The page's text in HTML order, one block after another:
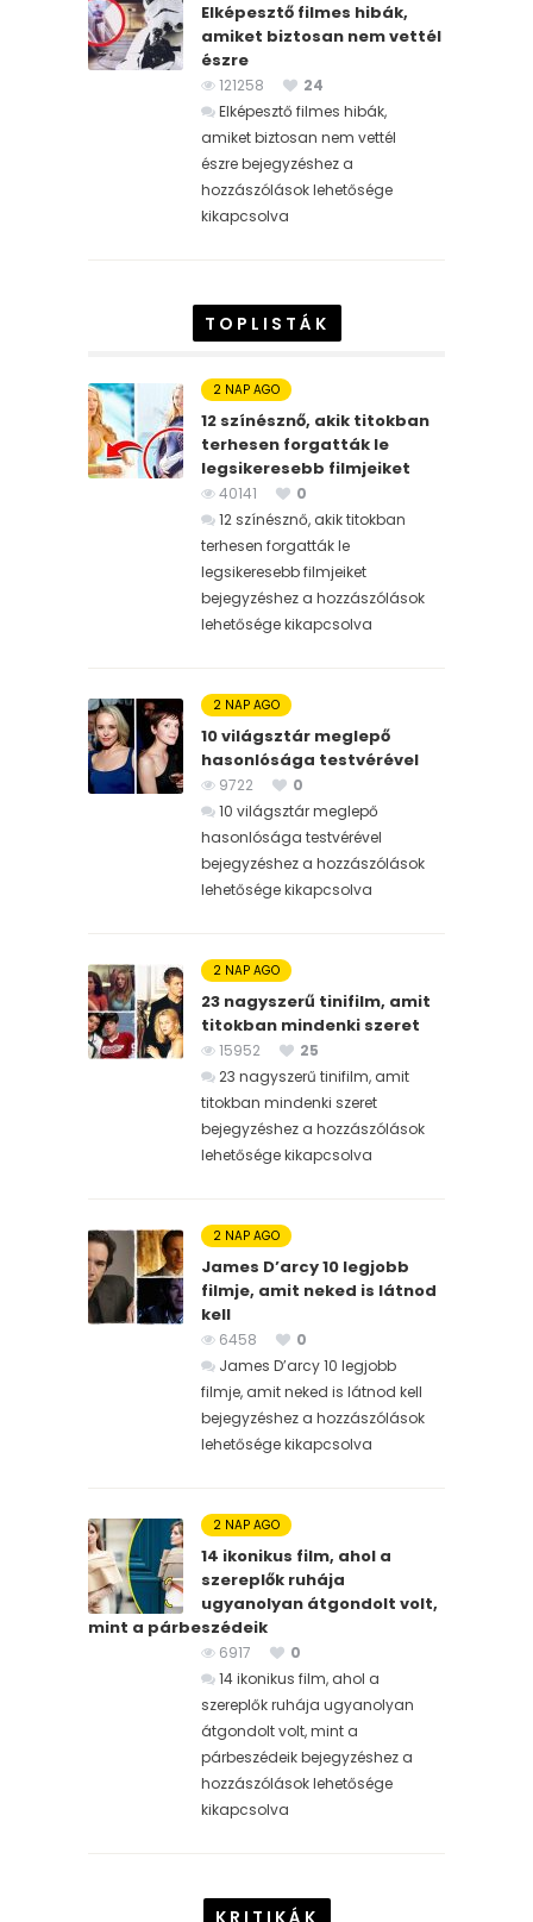
Elképesztő filmes hibák,
amiket biztosan nem vettél
észre
121258
24
Elképesztő filmes hibák,
amiket biztosan nem vettél
észre bejegyzéshez a
hozzászólások lehetősége
kikapcsolva
TOPLISTÁK
2 NAP AGO
12 színésznő, akik titokban
terhesen forgatták le
legsikeresebb filmjeiket
40141
0
12 színésznő, akik titokban
terhesen forgatták le
legsikeresebb filmjeiket
bejegyzéshez a hozzászólások
lehetősége kikapcsolva
2 NAP AGO
10 világsztár meglepő
hasonlósága testvérével
9722
0
10 világsztár meglepő
hasonlósága testvérével
bejegyzéshez a hozzászólások
lehetősége kikapcsolva
2 NAP AGO
23 nagyszerű tinifilm, amit
titokban mindenki szeret
15952
25
23 nagyszerű tinifilm, amit
titokban mindenki szeret
bejegyzéshez a hozzászólások
lehetősége kikapcsolva
2 NAP AGO
James D’arcy 10 legjobb
filmje, amit neked is látnod
kell
6458
0
James D’arcy 10 legjobb
filmje, amit neked is látnod kell
bejegyzéshez a hozzászólások
lehetősége kikapcsolva
2 NAP AGO
14 ikonikus film, ahol a
szereplők ruhája
ugyanolyan átgondolt volt,
mint a párbeszédeik
6917
0
14 ikonikus film, ahol a
szereplők ruhája ugyanolyan
átgondolt volt, mint a
párbeszédeik bejegyzéshez a
hozzászólások lehetősége
kikapcsolva